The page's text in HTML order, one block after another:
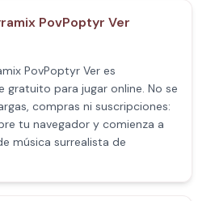
PovPoptyr Ver
PovPoptyr Ver es
gratuito para jugar online. No se
compras ni suscripciones:
tu navegador y comienza a
música surrealista de